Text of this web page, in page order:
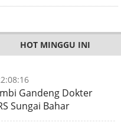
HOT MINGGU INI
Gandeng Dokter
Sungai Bahar